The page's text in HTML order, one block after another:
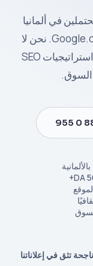
في ألمانيا
لنقل علامتك التجارية إلى القمة على Google.de. نحن لا
نقدم مجرد ترجمة كلمات، بل نستخدم استراتيجيات SEO
السوق.